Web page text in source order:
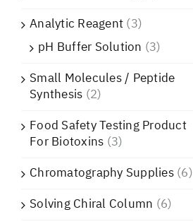
Analytic Reagent(3)
pH Buffer Solution (3)
Small Molecules / Peptide
Synthesis (2)
Food Safety Testing Product
For Biotoxins (3)
Chromatography Supplies(6)
Solving Chiral Column (6)